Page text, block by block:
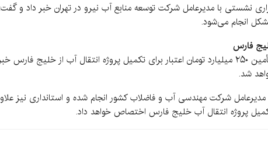
نشستی با مدیرعامل شرکت توسعه منابع آب نیرو در تهران خبر داد
انجام می‌شود.
ذاکری هرندی در بخش دیگری از سخنان خود از تأمین ۲۵۰ میلیارد تومان اعتبار برای تکمیل پروژه
پروژه انتقال آب خلیج فارس اختصاص خواهد داد.